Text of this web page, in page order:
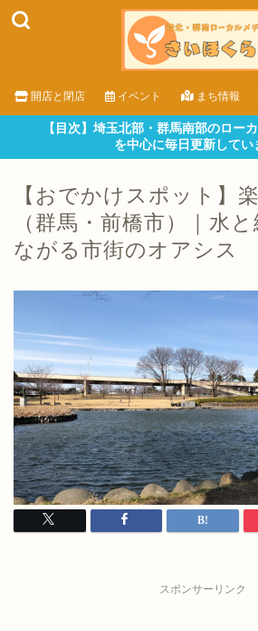
開店と閉店 イベント まち情報
【目次】埼玉北部・群馬南部のロー
を中心に毎日更新してい
【おでかけスポット】
（群馬・前橋市）｜水
ながる市街のオアシス
スポンサーリンク